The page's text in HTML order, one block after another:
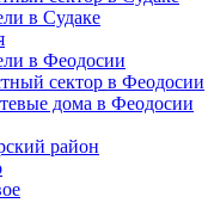
в Судаке
в Феодосии
сектор в Феодосии
дома в Феодосии
район